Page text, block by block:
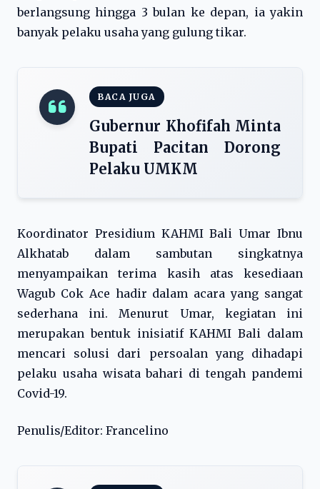
berlangsung hingga 3 bulan ke depan, ia yakin
banyak pelaku usaha yang gulung tikar.
BACA JUGA
Gubernur Khofifah Minta
Bupati Pacitan Dorong
Pelaku UMKM
Koordinator Presidium KAHMI Bali Umar Ibnu
Alkhatab dalam sambutan singkatnya
menyampaikan terima kasih atas kesediaan
Wagub Cok Ace hadir dalam acara yang sangat
sederhana ini. Menurut Umar, kegiatan ini
merupakan bentuk inisiatif KAHMI Bali dalam
mencari solusi dari persoalan yang dihadapi
pelaku usaha wisata bahari di tengah pandemi
Covid-19.
Penulis/Editor: Francelino